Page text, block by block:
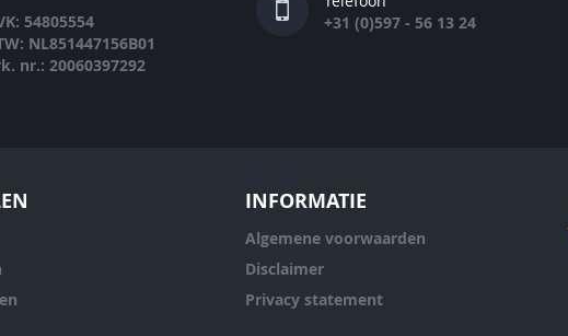
54805554
NL851447156B01
nr.: 20060397292
+31 (0)597 - 56 13 24
INFORMATIE
Algemene voorwaarden
Disclaimer
Privacy statement